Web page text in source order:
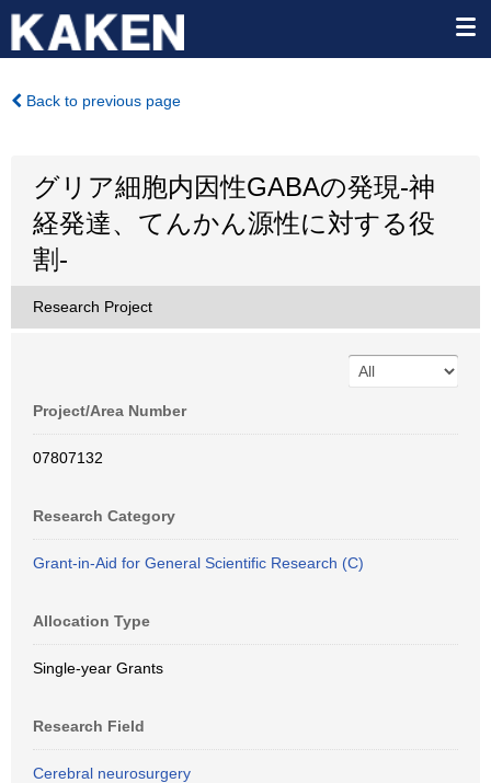
Back to previous page
グリア細胞内因性GABAの発現-神
経発達、てんかん源性に対する役
割-
Research Project
Project/Area Number
07807132
Research Category
Grant-in-Aid for General Scientific Research (C)
Allocation Type
Single-year Grants
Research Field
Cerebral neurosurgery